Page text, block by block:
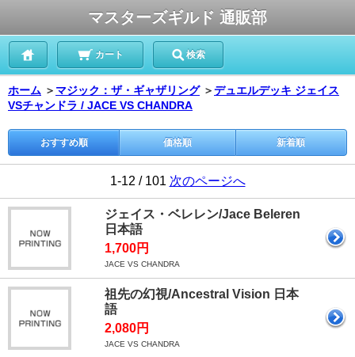
マスターズギルド 通販部
カート 検索
ホーム ＞ マジック：ザ・ギャザリング ＞デュエルデッキ ジェイス
VSチャンドラ / JACE VS CHANDRA
おすすめ順 価格順 新着順
1-12 / 101 次のページへ
ジェイス・ベレレン/Jace Beleren
日本語
1,700円
JACE VS CHANDRA
祖先の幻視/Ancestral Vision 日本
語
2,080円
JACE VS CHANDRA